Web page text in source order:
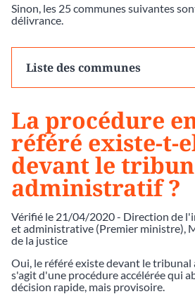
Sinon, les 25 communes suivantes
délivrance.
Liste des communes
La procédure
référé existe-t-
devant le
administratif ?
Vérifié le 21/04/2020 - Direction de
et administrative (Premier ministre),
de la justice
Oui, le référé existe devant le
s'agit d'une procédure accélérée qui
décision rapide, mais provisoire.